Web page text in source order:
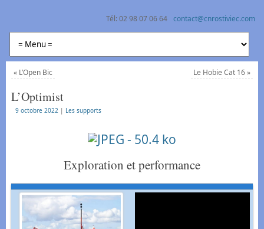
Tél: 02 98 07 06 64 contact@cnrostiviec.com
Centre Nautique Rostiviec Loperhet
Naviguer à la voile et en kayak en rade de Brest
«L’Open Bic Le Hobie Cat 16»
L’Optimist
9 octobre 2022 | Les supports
Exploration et performance